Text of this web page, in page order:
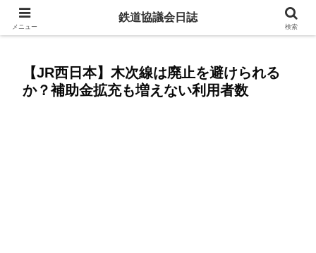
赤字ローカル線を残すために今からできること
【JR西日本】木次線は廃止を避けられる
か？補助金拡充も増えない利用者数
メニュー
鉄道協議会日誌
検索